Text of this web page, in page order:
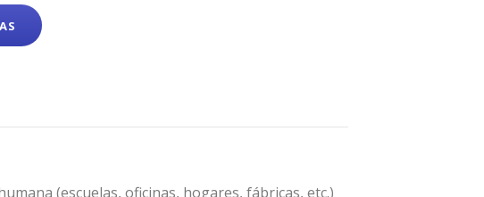
(escuelas, oficinas, hogares, fábricas, etc.)